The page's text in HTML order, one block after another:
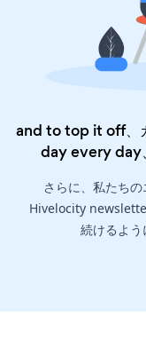
and to top it off、
day every day
さらに、私たちの
Hivelocity
続けるよう